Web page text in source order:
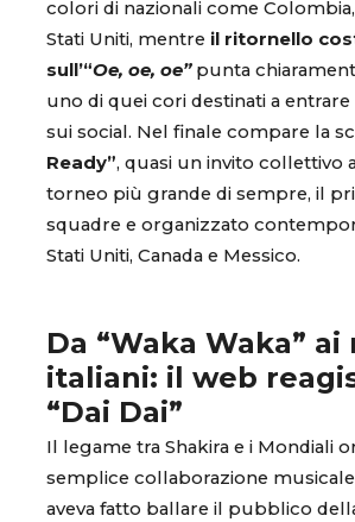
colori di nazionali come
Stati Uniti, mentre il ritornello
sull’“Oe, oe, oe”punta
uno di quei cori destinati a entrare
sui social. Nel finale compare la
Ready”, quasi un invito collettivo
torneo più grande di sempre, il
squadre e organizzato
Stati Uniti, Canada e Messico.
Da “Waka Waka” ai
italiani: il web
“Dai Dai”
Il legame tra Shakira e i Mondiali
semplice collaborazione
aveva fatto ballare il pubblico